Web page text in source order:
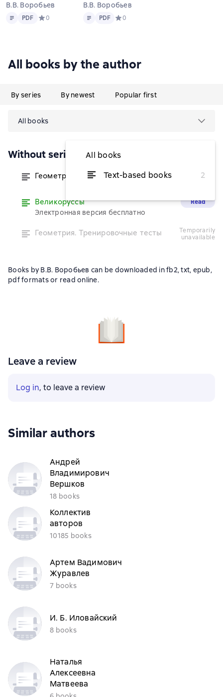
В.В. Воробьев
Text PDF
PDF Средний рейтинг 0 на основе 0 оценок
0
В.В. Воробьев
Text PDF
PDF Средний рейтинг 0 на основе 0
0
All books by the author
By series By newest Popular first
All books
All books
Text-based books
2
Without series
Геометрия. Тренировочные тесты from $12.54
Великоруссы
Электронная версия бесплатно
Read
Геометрия. Тренировочные тесты
temporarily
unavailable
Books by В.В. Воробьев can be downloaded in fb2, txt, epub,
pdf formats or read online.
Leave a review
Log in, to leave a review
Similar authors
Андрей
Владимирович
Вершков
18 books
Коллектив
авторов
10185 books
Артем Вадимович
Журавлев
7 books
И. Б. Иловайский
8 books
Наталья
Алексеевна
Матвеева